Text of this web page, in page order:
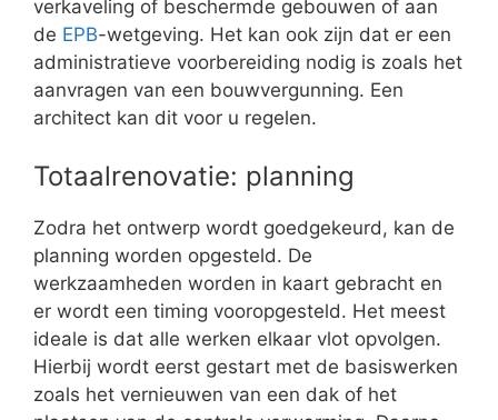
verkaveling of beschermde gebouwen of aan
de EPB-wetgeving. Het kan ook zijn dat er een
administratieve voorbereiding nodig is zoals het
aanvragen van een bouwvergunning. Een
architect kan dit voor u regelen.
Totaalrenovatie: planning
Zodra het ontwerp wordt goedgekeurd, kan de
planning worden opgesteld. De
werkzaamheden worden in kaart gebracht en
er wordt een timing vooropgesteld. Het meest
ideale is dat alle werken elkaar vlot opvolgen.
Hierbij wordt eerst gestart met de basiswerken
zoals het vernieuwen van een dak of het